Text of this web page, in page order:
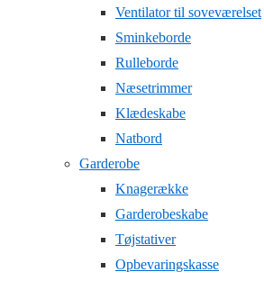
Ventilator til soveværelset
Sminkeborde
Rulleborde
Næsetrimmer
Klædeskabe
Natbord
Garderobe
Knagerække
Garderobeskabe
Tøjstativer
Opbevaringskasse